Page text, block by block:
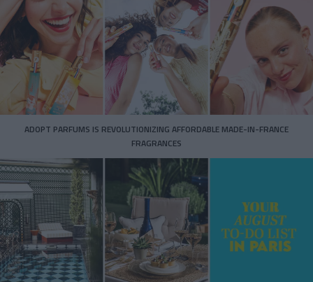
ADOPT PARFUMS IS REVOLUTIONIZING AFFORDABLE MADE-IN-FRANCE
FRAGRANCES